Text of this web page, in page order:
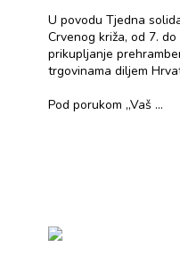
U povodu Tjedna
Crvenog križa, od 7.
prikupljanje
trgovinama diljem
Pod porukom „Vaš ...